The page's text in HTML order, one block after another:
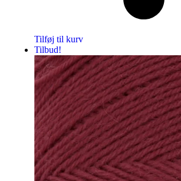
Tilføj til kurv
Tilbud!